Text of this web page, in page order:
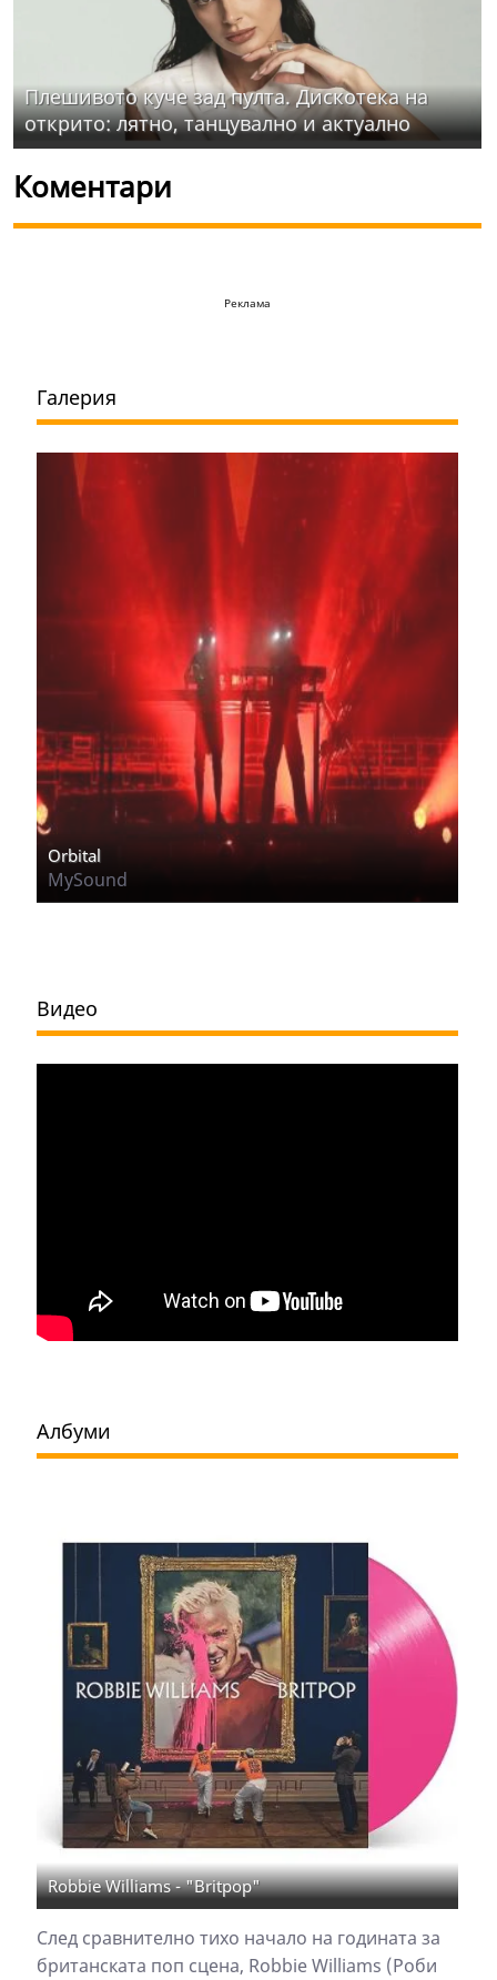
Плешивото куче зад пулта. Дискотека на
открито: лятно, танцувално и актуално
Коментари
Реклама
Галерия
Orbital
MySound
Видео
Албуми
Robbie Williams - "Britpop"
След сравнително тихо начало на годината за
британската поп сцена, Robbie Williams (Роби